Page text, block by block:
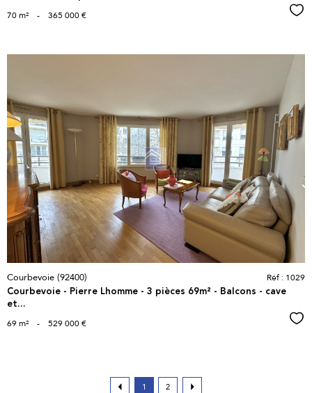
70 m² - 365 000 €
voir le
bien
Courbevoie (92400)
Courbevoie - Pierre Lhomme - 3 pièces 69m² - Balcons - cave
et...
Réf : 1029
69 m² - 529 000 €
1 2